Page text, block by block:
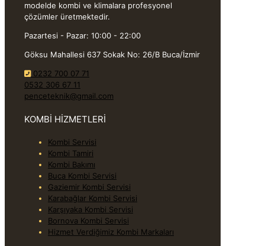
modelde kombi ve klimalara profesyonel
çözümler üretmektedir.
Pazartesi - Pazar: 10:00 - 22:00
Göksu Mahallesi 637 Sokak No: 26/B Buca/İzmir
0232 700 07 71
0532 306 67 11
penceteknik@gmail.com
KOMBİ HİZMETLERİ
Kombi Servisi
Kombi Tamiri
Kombi Bakımı
Buca Kombi Servisi
Gaziemir Kombi Servisi
Karabağlar Kombi Servisi
Karşıyaka Kombi Servisi
Bornova Kombi Servisi
Hizmet Verdiğimiz Kombi Markaları